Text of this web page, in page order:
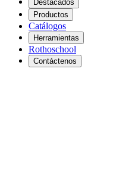
Destacados
Productos
Catálogos
Herramientas
Rothoschool
Contáctenos